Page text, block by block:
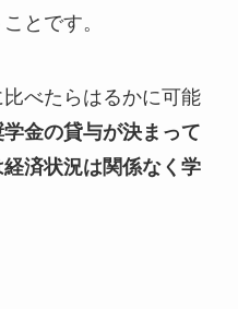
とです。
べたらはるかに可能
学金の貸与が決まって
済状況は関係なく学